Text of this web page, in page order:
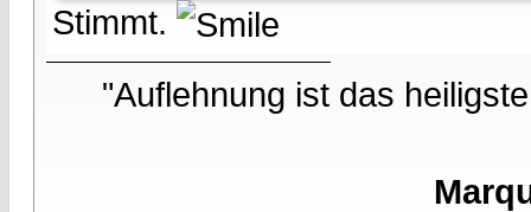
Stimmt.
"Auflehnung ist das